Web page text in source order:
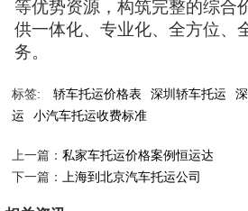
等优势资源，构筑完整的综合
供一体化、专业化、全方位、
务。
标签: 轿车托运价格表 深圳轿车托运
运
小汽车托运收费标准
上一篇：私家车托运价格案例恒运达
下一篇：
上海到北京汽车托运公司